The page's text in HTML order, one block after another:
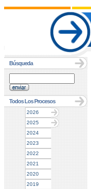
Búsqueda
Todos Los Procesos
2026
2025
2024
2023
2022
2021
2020
2019